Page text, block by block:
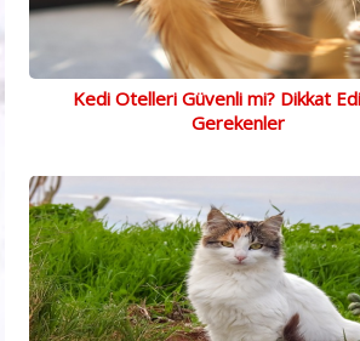
Kedi Otelleri Güvenli mi? Dikkat
Gerekenler